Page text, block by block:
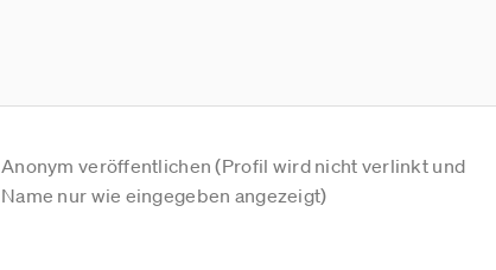
Anonym veröffentlichen (Profil wird nicht verlinkt und
Name nur wie eingegeben angezeigt)